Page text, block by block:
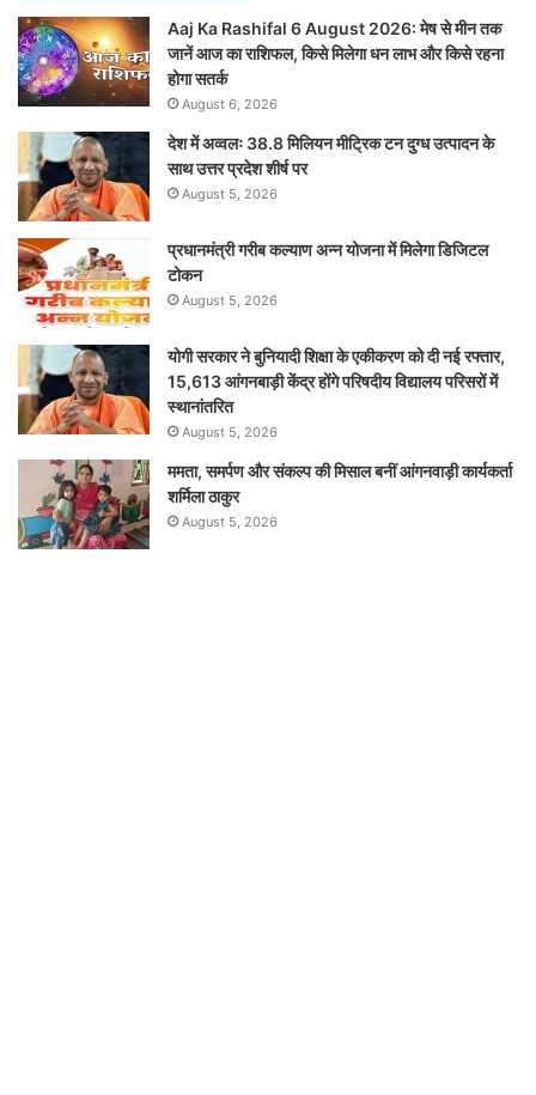
Aaj Ka Rashifal 6 August 2026: मेष से मीन तक
जानें आज का राशिफल, किसे मिलेगा धन लाभ और किसे रहना
होगा सतर्क
August 6, 2026
देश में अव्वलः 38.8 मिलियन मीट्रिक टन दुग्ध उत्पादन के
साथ उत्तर प्रदेश शीर्ष पर
August 5, 2026
प्रधानमंत्री गरीब कल्याण अन्न योजना में मिलेगा डिजिटल
टोकन
August 5, 2026
योगी सरकार ने बुनियादी शिक्षा के एकीकरण को दी नई रफ्तार,
15,613 आंगनबाड़ी केंद्र होंगे परिषदीय विद्यालय परिसरों में
स्थानांतरित
August 5, 2026
ममता, समर्पण और संकल्प की मिसाल बनीं आंगनवाड़ी कार्यकर्ता
शर्मिला ठाकुर
August 5, 2026